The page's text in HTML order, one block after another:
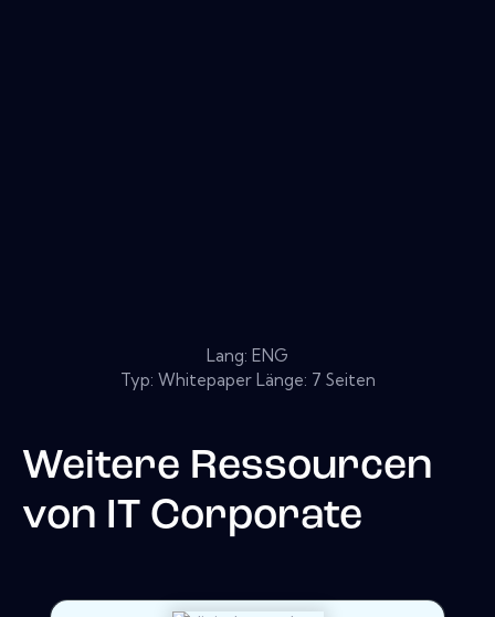
Lang: ENG
Typ: Whitepaper Länge: 7 Seiten
Weitere Ressourcen
von IT Corporate